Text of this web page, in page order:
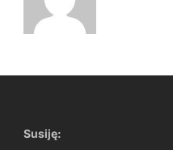
Susiję: